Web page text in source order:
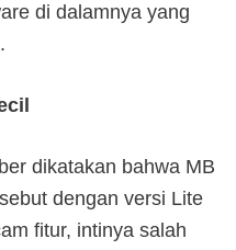
di dalamnya yang
dikatakan bahwa MB
dengan versi Lite
fitur, intinya salah